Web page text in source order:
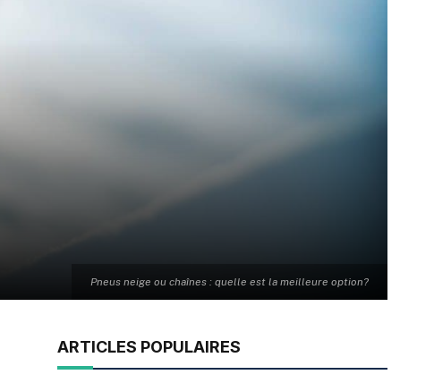
Pneus neige ou chaînes : quelle est la meilleure option?
ARTICLES POPULAIRES